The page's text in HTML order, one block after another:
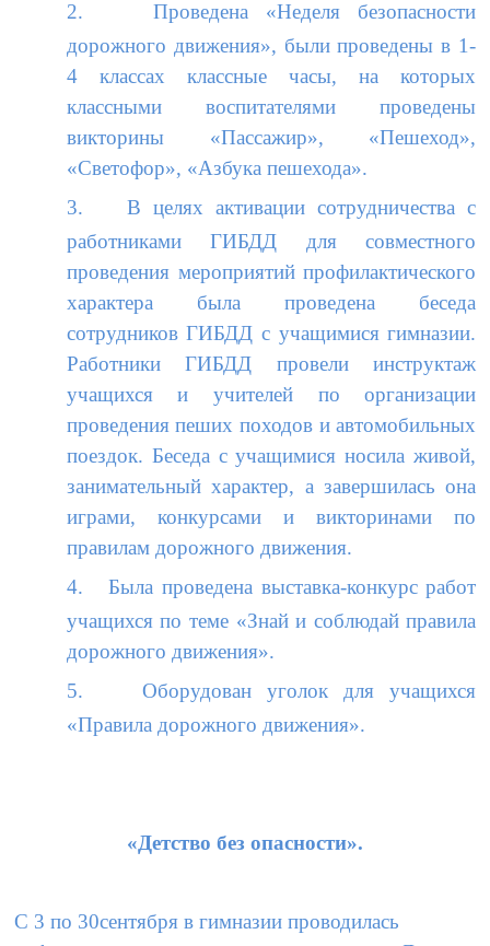
2.
Проведена «Неделя безопасности
дорожного движения», были проведены в 1-
4 классах классные часы, на которых
классными воспитателями проведены
викторины «Пассажир», «Пешеход»,
«Светофор», «Азбука пешехода».
3.
В целях активации сотрудничества с
работниками ГИБДД для совместного
проведения мероприятий профилактического
характера была проведена беседа
сотрудников ГИБДД с учащимися гимназии.
Работники ГИБДД провели инструктаж
учащихся и учителей по организации
проведения пеших походов и автомобильных
поездок. Беседа с учащимися носила живой,
занимательный характер, а завершилась она
играми, конкурсами и викторинами по
правилам дорожного движения.
4.
Была проведена выставка-конкурс работ
учащихся по теме «Знай и соблюдай правила
дорожного движения».
5.
Оборудован уголок для учащихся
«Правила дорожного движения».
«Детство без опасности».
C 3 по 30сентября в гимназии проводилась